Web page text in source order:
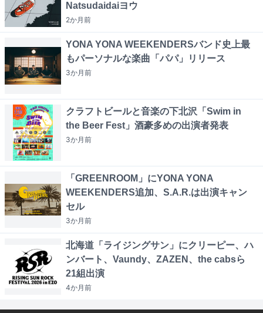
Natsudaidaiヨウ
2か月前
YONA YONA WEEKENDERSバンド史上最
もパーソナルな楽曲「パパ」リリース
3か月前
クラフトビールと音楽の下北沢「Swim in
the Beer Fest」酒豪多めの出演者発表
3か月前
「GREENROOM」にYONA YONA
WEEKENDERS追加、S.A.R.は出演キャン
セル
3か月前
北海道「ライジングサン」にクリーピー、ハ
ンバート、Vaundy、ZAZEN、the cabsら
21組出演
4か月前